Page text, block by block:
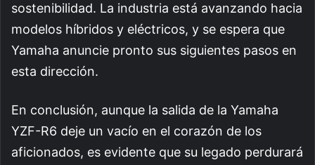
sostenibilidad. La industria está avanzando hacia
modelos híbridos y eléctricos, y se espera que
Yamaha anuncie pronto sus siguientes pasos en
esta dirección.
En conclusión, aunque la salida de la Yamaha
YZF-R6 deje un vacío en el corazón de los
aficionados, es evidente que su legado perdurará